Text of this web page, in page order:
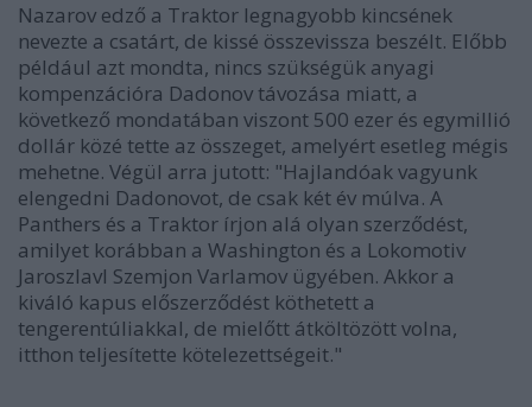
Nazarov edző a Traktor legnagyobb kincsének
nevezte a csatárt, de kissé összevissza beszélt. Előbb
például azt mondta, nincs szükségük anyagi
kompenzációra Dadonov távozása miatt, a
következő mondatában viszont 500 ezer és egymillió
dollár közé tette az összeget, amelyért esetleg mégis
mehetne. Végül arra jutott: "Hajlandóak vagyunk
elengedni Dadonovot, de csak két év múlva. A
Panthers és a Traktor írjon alá olyan szerződést,
amilyet korábban a Washington és a Lokomotiv
Jaroszlavl Szemjon Varlamov ügyében. Akkor a
kiváló kapus előszerződést köthetett a
tengerentúliakkal, de mielőtt átköltözött volna,
itthon teljesítette kötelezettségeit."